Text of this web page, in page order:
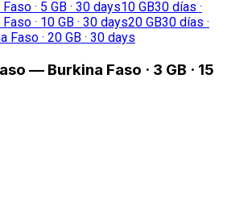
· 5 GB · 30 days10 GB30 días ·
· 10 GB · 30 days20 GB30 días ·
Faso · 20 GB · 30 days
— Burkina Faso · 3 GB · 15